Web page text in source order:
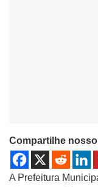
Compartilhe
A Prefeitura